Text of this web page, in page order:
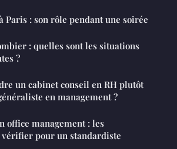
Paris : son rôle pendant une soirée
: quelles sont les situations
?
un cabinet conseil en RH plutôt
en management ?
office management : les
vérifier pour un standardiste